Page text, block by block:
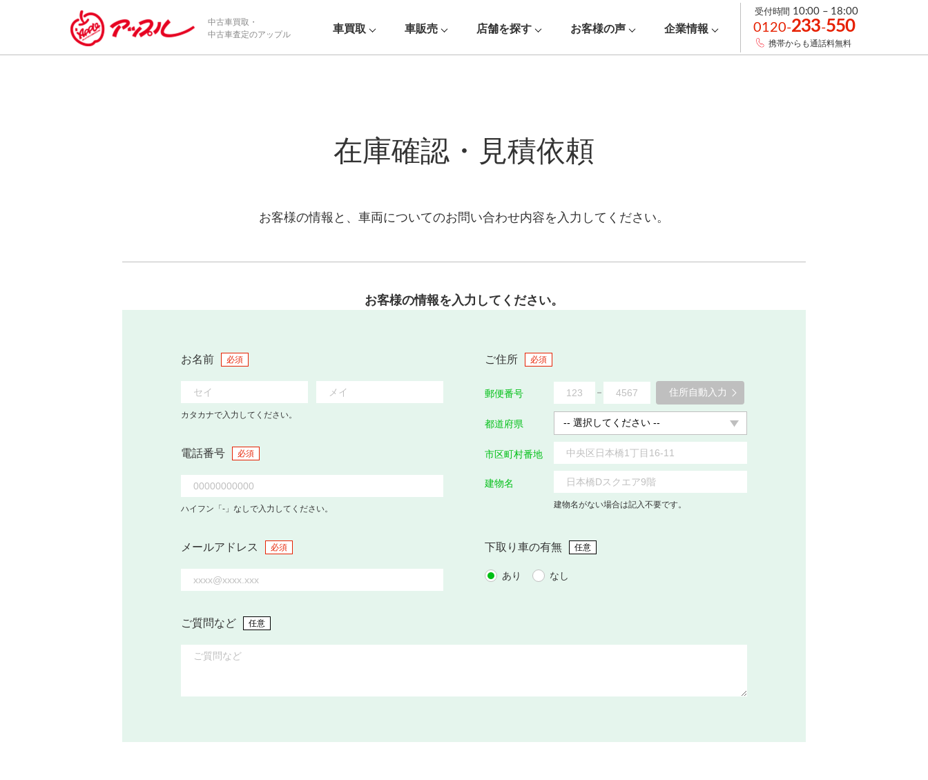
中古車買取・
中古車査定のアップル
車買取 車販売 店舗を探す お客様の声 企業情報
受付時間 10:00 – 18:00
0120-233-550
携帯からも通話料無料
在庫確認・見積依頼
お客様の情報と、車両についてのお問い合わせ内容を入力してください。
お客様の情報を入力してください。
お名前 必須
カタカナで入力してください。
ご住所 必須
郵便番号 住所自動入力
都道府県
市区町村番地
建物名
建物名がない場合は記入不要です。
電話番号 必須
ハイフン「-」なしで入力してください。
メールアドレス 必須 下取り車の有無 任意
あり なし
ご質問など 任意